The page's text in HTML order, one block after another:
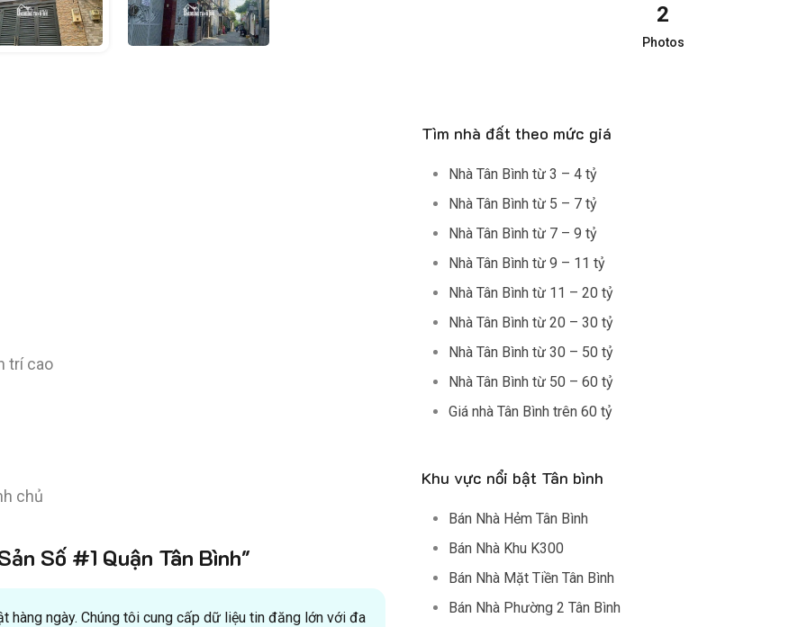
2
Photos
trí cao
chủ
Số #1 Quận Tân Bình"
hàng ngày. Chúng tôi cung cấp dữ liệu tin đăng lớn với đa
Tìm nhà đất theo mức giá
Nhà Tân Bình từ 3 – 4 tỷ
Nhà Tân Bình từ 5 – 7 tỷ
Nhà Tân Bình từ 7 – 9 tỷ
Nhà Tân Bình từ 9 – 11 tỷ
Nhà Tân Bình từ 11 – 20 tỷ
Nhà Tân Bình từ 20 – 30 tỷ
Nhà Tân Bình từ 30 – 50 tỷ
Nhà Tân Bình từ 50 – 60 tỷ
Giá nhà Tân Bình trên 60 tỷ
Khu vực nổi bật Tân bình
Bán Nhà Hẻm Tân Bình
Bán Nhà Khu K300
Bán Nhà Mặt Tiền Tân Bình
Bán Nhà Phường 2 Tân Bình